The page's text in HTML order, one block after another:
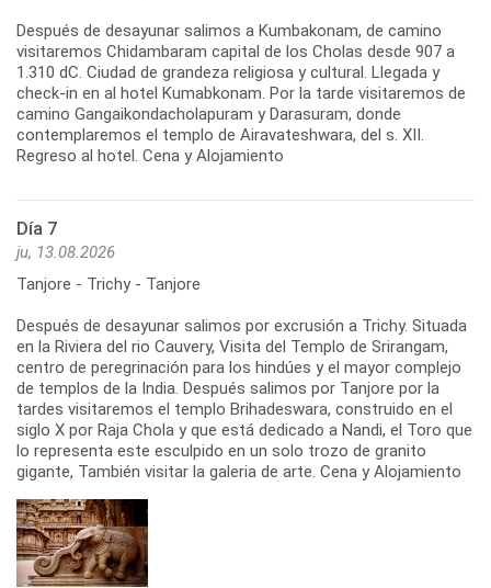
Después de desayunar salimos a Kumbakonam, de camino
visitaremos Chidambaram capital de los Cholas desde 907 a
1.310 dC. Ciudad de grandeza religiosa y cultural. Llegada y
check-in en al hotel Kumabkonam. Por la tarde visitaremos de
camino Gangaikondacholapuram y Darasuram, donde
contemplaremos el templo de Airavateshwara, del s. XII.
Regreso al hotel. Cena y Alojamiento
Día 7
ju, 13.08.2026
Tanjore - Trichy - Tanjore
Después de desayunar salimos por excrusión a Trichy. Situada
en la Riviera del rio Cauvery, Visita del Templo de Srirangam,
centro de peregrinación para los hindúes y el mayor complejo
de templos de la India. Después salimos por Tanjore por la
tardes visitaremos el templo Brihadeswara, construido en el
siglo X por Raja Chola y que está dedicado a Nandi, el Toro que
lo representa este esculpido en un solo trozo de granito
gigante, También visitar la galeria de arte. Cena y Alojamiento